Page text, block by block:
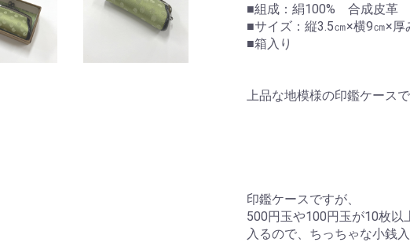
■組成：絹100% 合成皮革
■サイズ：縦3.5㎝×横9㎝×厚
■箱入り
上品な地模様の印鑑ケースで
印鑑ケースですが、
500円玉や100円玉が10枚以
入るので、ちっちゃな小銭